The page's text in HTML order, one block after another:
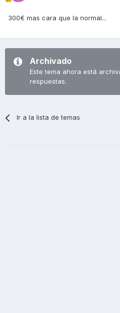
300€ mas cara que la normal...
Archivado
Este tema ahora está
respuestas.
Ir a la lista de temas